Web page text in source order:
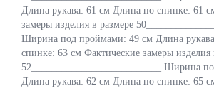
Длина рукава: 61 см Длина по спинке: 61
замеры изделия в размере
Ширина под проймами: 49 см Длина
спинке: 63 см Фактические замеры изделия
52__________________________ Ширина
Длина рукава: 62 см Длина по спинке: 65